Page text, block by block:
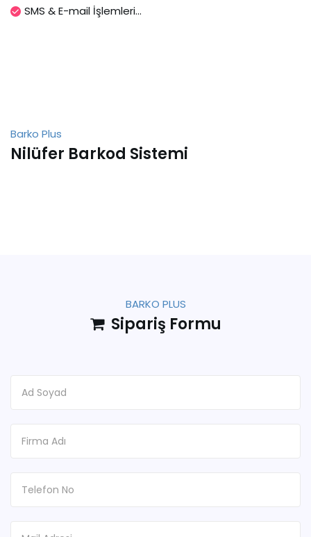
SMS & E-mail İşlemleri...
Barko Plus
Nilüfer Barkod Sistemi
BARKO PLUS
Sipariş Formu